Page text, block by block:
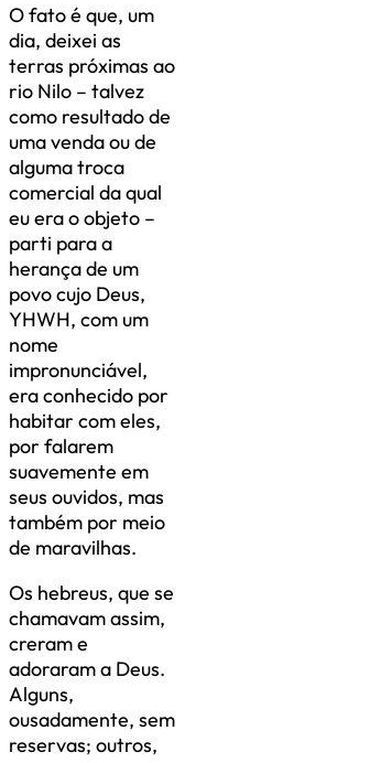
O fato é que, um
dia, deixei as
terras próximas ao
rio Nilo – talvez
como resultado de
uma venda ou de
alguma troca
comercial da qual
eu era o objeto –
parti para a
herança de um
povo cujo Deus,
YHWH, com um
nome
impronunciável,
era conhecido por
habitar com eles,
por falarem
suavemente em
seus ouvidos, mas
também por meio
de maravilhas.
Os hebreus, que se
chamavam assim,
creram e
adoraram a Deus.
Alguns,
ousadamente, sem
reservas; outros,